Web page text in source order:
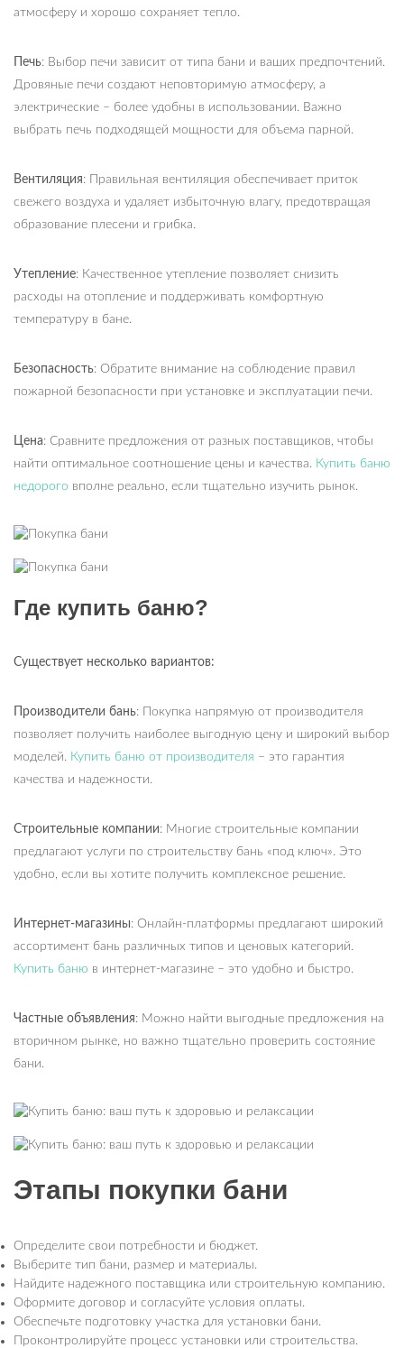
атмосферу и хорошо сохраняет тепло.
Печь: Выбор печи зависит от типа бани и ваших предпочтений.
Дровяные печи создают неповторимую атмосферу, а
электрические – более удобны в использовании. Важно
выбрать печь подходящей мощности для объема парной.
Вентиляция: Правильная вентиляция обеспечивает приток
свежего воздуха и удаляет избыточную влагу, предотвращая
образование плесени и грибка.
Утепление: Качественное утепление позволяет снизить
расходы на отопление и поддерживать комфортную
температуру в бане.
Безопасность: Обратите внимание на соблюдение правил
пожарной безопасности при установке и эксплуатации печи.
Цена: Сравните предложения от разных поставщиков, чтобы
найти оптимальное соотношение цены и качества. Купить баню
недорого вполне реально, если тщательно изучить рынок.
Где купить баню?
Существует несколько вариантов:
Производители бань: Покупка напрямую от производителя
позволяет получить наиболее выгодную цену и широкий выбор
моделей. Купить баню от производителя – это гарантия
качества и надежности.
Строительные компании: Многие строительные компании
предлагают услуги по строительству бань «под ключ». Это
удобно, если вы хотите получить комплексное решение.
Интернет-магазины: Онлайн-платформы предлагают широкий
ассортимент бань различных типов и ценовых категорий.
Купить баню в интернет-магазине – это удобно и быстро.
Частные объявления: Можно найти выгодные предложения на
вторичном рынке, но важно тщательно проверить состояние
бани.
Этапы покупки бани
Определите свои потребности и бюджет.
Выберите тип бани, размер и материалы.
Найдите надежного поставщика или строительную компанию.
Оформите договор и согласуйте условия оплаты.
Обеспечьте подготовку участка для установки бани.
Проконтролируйте процесс установки или строительства.